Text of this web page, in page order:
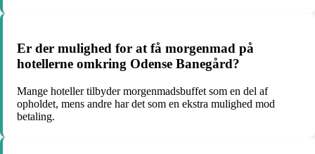
Er der mulighed for at få morgenmad på
hotellerne omkring Odense Banegård?
Mange hoteller tilbyder morgenmadsbuffet som en del af
opholdet, mens andre har det som en ekstra mulighed mod
betaling.